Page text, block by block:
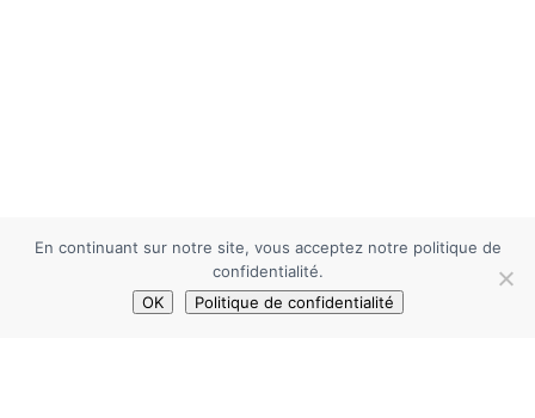
En continuant sur notre site, vous acceptez notre politique de
confidentialité.
OK
Politique de confidentialité